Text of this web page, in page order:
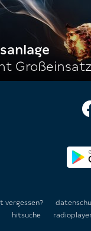
Großeinsatz
vergessen?
hitsuche